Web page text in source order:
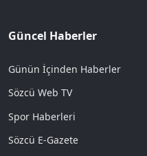
Güncel Haberler
Günün İçinden Haberler
Sözcü Web TV
Spor Haberleri
Sözcü E-Gazete